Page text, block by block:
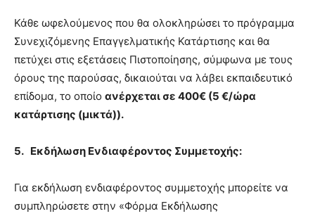
Κάθε ωφελούμενος που θα ολοκληρώσει το πρόγραμμα
Συνεχιζόμενης Επαγγελματικής Κατάρτισης και θα
πετύχει στις εξετάσεις Πιστοποίησης, σύμφωνα με τους
όρους της παρούσας, δικαιούται να λάβει εκπαιδευτικό
επίδομα, το οποίο ανέρχεται σε 400€ (5 €/ώρα
κατάρτισης (μικτά)).
5. Εκδήλωση Ενδιαφέροντος Συμμετοχής:
Για εκδήλωση ενδιαφέροντος συμμετοχής μπορείτε να
συμπληρώσετε στην «Φόρμα Εκδήλωσης